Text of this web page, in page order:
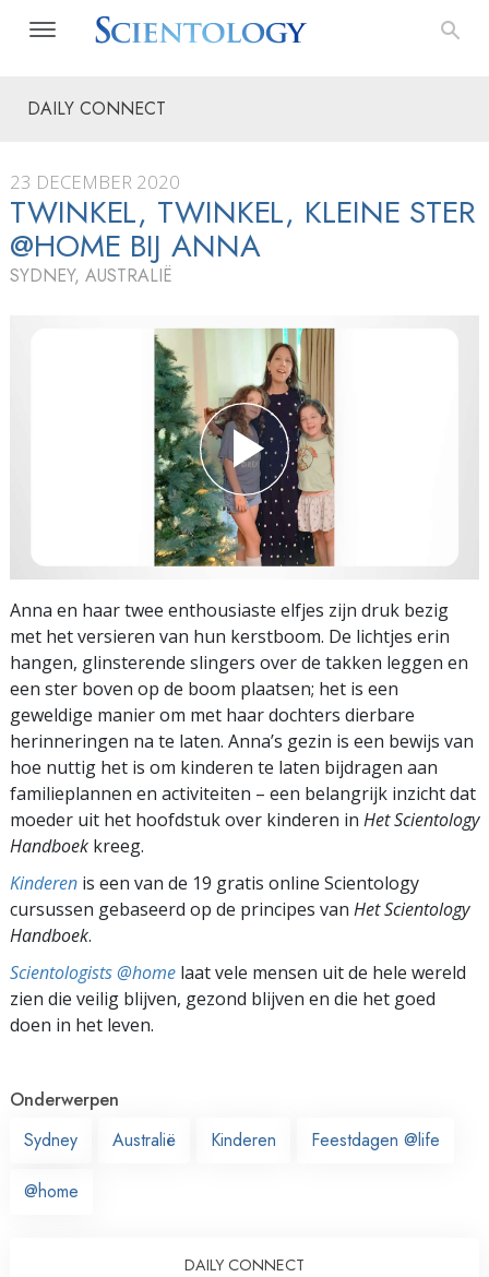
DAILY CONNECT
23 DECEMBER 2020
TWINKEL, TWINKEL, KLEINE STER
@HOME BIJ ANNA
SYDNEY, AUSTRALIË
Anna en haar twee enthousiaste elfjes zijn druk bezig
met het versieren van hun kerstboom. De lichtjes erin
hangen, glinsterende slingers over de takken leggen en
een ster boven op de boom plaatsen; het is een
geweldige manier om met haar dochters dierbare
herinneringen na te laten. Anna’s gezin is een bewijs van
hoe nuttig het is om kinderen te laten bijdragen aan
familieplannen en activiteiten – een belangrijk inzicht dat
moeder uit het hoofdstuk over kinderen in Het Scientology
Handboek kreeg.
Kinderen is een van de 19 gratis online Scientology
cursussen gebaseerd op de principes van Het Scientology
Handboek.
Scientologists @home laat vele mensen uit de hele wereld
zien die veilig blijven, gezond blijven en die het goed
doen in het leven.
Onderwerpen
Sydney
Australië Kinderen Feestdagen @life
@home
DAILY CONNECT